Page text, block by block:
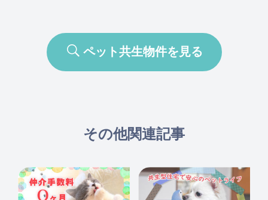
ペット共生物件を見る
その他関連記事